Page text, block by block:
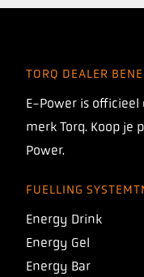
TORQ DEALER
E-Power is
merk Torq. Koop je
Power.
FUELLING
Energy Drink
Energy Gel
Energy Bar